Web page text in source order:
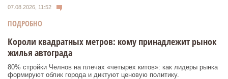
07.08.2026, 11:52
ПОДРОБНО
Короли квадратных метров: кому принадлежит рынок
жилья автограда
80% стройки Челнов на плечах «четырех китов»: как лидеры рынка
формируют облик города и диктуют ценовую политику.